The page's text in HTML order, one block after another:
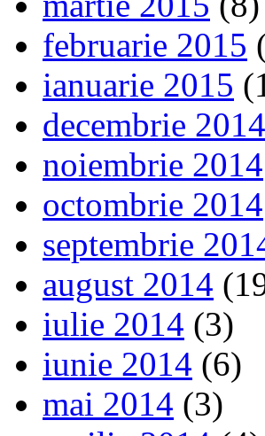
februarie 2015
ianuarie 2015
decembrie 2014
noiembrie 2014
octombrie 2014
septembrie
august 2014
iulie 2014 (3)
iunie 2014 (6)
mai 2014 (3)